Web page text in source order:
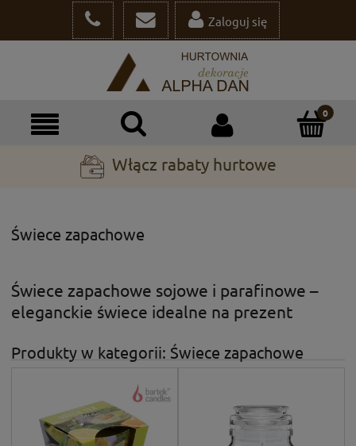
Zaloguj się
Włącz rabaty hurtowe
Świece zapachowe
Świece zapachowe sojowe i parafinowe –
eleganckie świece idealne na prezent
Produkty w kategorii: Świece zapachowe